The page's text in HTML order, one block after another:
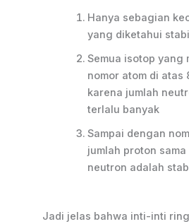
Hanya sebagian
yang diketahui
Semua isotop yang
nomor atom di atas
karena jumlah
terlalu banyak
Sampai dengan
jumlah proton
neutron adalah
Jadi jelas bahwa inti-inti